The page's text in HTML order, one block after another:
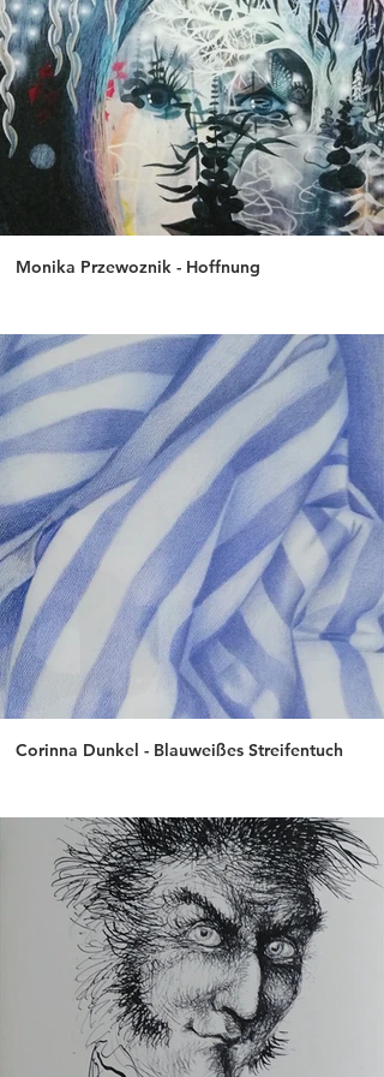
Monika Przewoznik - Hoffnung
Corinna Dunkel - Blauweißes Streifentuch